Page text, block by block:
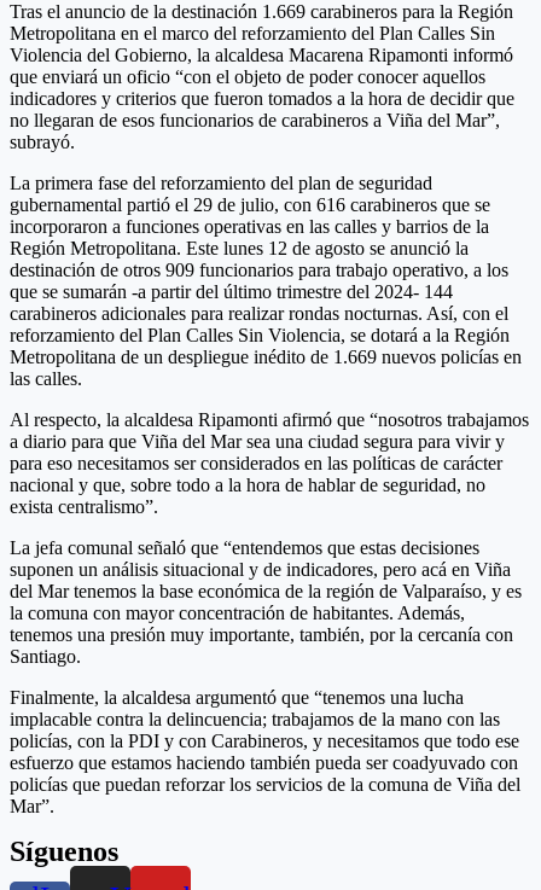
Tras el anuncio de la destinación 1.669 carabineros para la Región
Metropolitana en el marco del reforzamiento del Plan Calles Sin
Violencia del Gobierno, la alcaldesa Macarena Ripamonti informó
que enviará un oficio “con el objeto de poder conocer aquellos
indicadores y criterios que fueron tomados a la hora de decidir que
no llegaran de esos funcionarios de carabineros a Viña del Mar”,
subrayó.
La primera fase del reforzamiento del plan de seguridad
gubernamental partió el 29 de julio, con 616 carabineros que se
incorporaron a funciones operativas en las calles y barrios de la
Región Metropolitana. Este lunes 12 de agosto se anunció la
destinación de otros 909 funcionarios para trabajo operativo, a los
que se sumarán -a partir del último trimestre del 2024- 144
carabineros adicionales para realizar rondas nocturnas. Así, con el
reforzamiento del Plan Calles Sin Violencia, se dotará a la Región
Metropolitana de un despliegue inédito de 1.669 nuevos policías en
las calles.
Al respecto, la alcaldesa Ripamonti afirmó que “nosotros trabajamos
a diario para que Viña del Mar sea una ciudad segura para vivir y
para eso necesitamos ser considerados en las políticas de carácter
nacional y que, sobre todo a la hora de hablar de seguridad, no
exista centralismo”.
La jefa comunal señaló que “entendemos que estas decisiones
suponen un análisis situacional y de indicadores, pero acá en Viña
del Mar tenemos la base económica de la región de Valparaíso, y es
la comuna con mayor concentración de habitantes. Además,
tenemos una presión muy importante, también, por la cercanía con
Santiago.
Finalmente, la alcaldesa argumentó que “tenemos una lucha
implacable contra la delincuencia; trabajamos de la mano con las
policías, con la PDI y con Carabineros, y necesitamos que todo ese
esfuerzo que estamos haciendo también pueda ser coadyuvado con
policías que puedan reforzar los servicios de la comuna de Viña del
Mar”.
Síguenos